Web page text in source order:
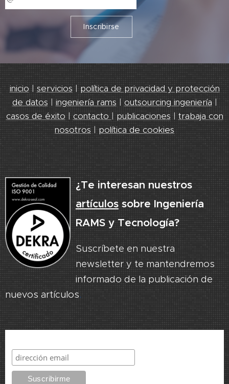
Inscribirse
inicio | servicios | política de privacidad y protección
de datos | ingeniería rams | outsourcing ingeniería |
casos de éxito | contacto | publicaciones | trabaja con
nosotros | política de cookies
¿Te interesan nuestros
artículossobre Ingeniería
RAMS y Tecnología?
Suscríbete en nuestra
newsletter y te mantendremos
informado de la publicación de
nuevos artículos.